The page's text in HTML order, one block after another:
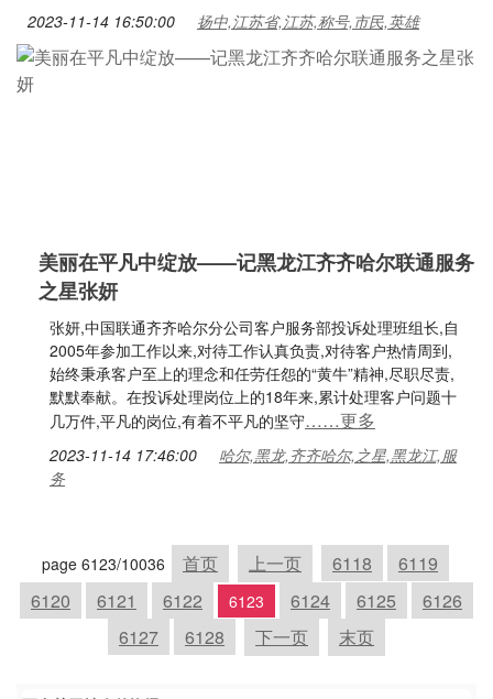
2023-11-14 16:50:00 扬中,江苏省,江苏,称号,市民,英雄
美丽在平凡中绽放——记黑龙江齐齐哈尔联通服务
之星张妍
张妍,中国联通齐齐哈尔分公司客户服务部投诉处理班组长,自
2005年参加工作以来,对待工作认真负责,对待客户热情周到,
始终秉承客户至上的理念和任劳任怨的“黄牛”精神,尽职尽责,
默默奉献。在投诉处理岗位上的18年来,累计处理客户问题十
几万件,平凡的岗位,有着不平凡的坚守……更多
2023-11-14 17:46:00
哈尔,黑龙,齐齐哈尔,之星,黑龙江,服
务
page 6123/10036 首页 上一页 6118
6119
6120
6121 6122 6123 6124 6125
6126
6127
6128 下一页 末页